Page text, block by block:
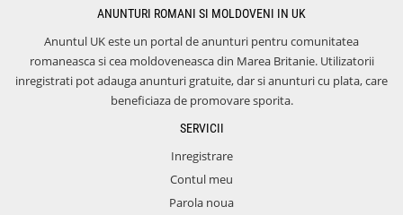
ANUNTURI ROMANI SI MOLDOVENI IN UK
Anuntul UK este un portal de anunturi pentru comunitatea
romaneasca si cea moldoveneasca din Marea Britanie. Utilizatorii
inregistrati pot adauga anunturi gratuite, dar si anunturi cu plata, care
beneficiaza de promovare sporita.
SERVICII
Inregistrare
Contul meu
Parola noua